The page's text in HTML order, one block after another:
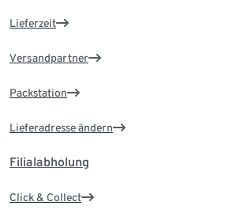
Lieferzeit
Versandpartner
Packstation
Lieferadresse ändern
Filialabholung
Click & Collect